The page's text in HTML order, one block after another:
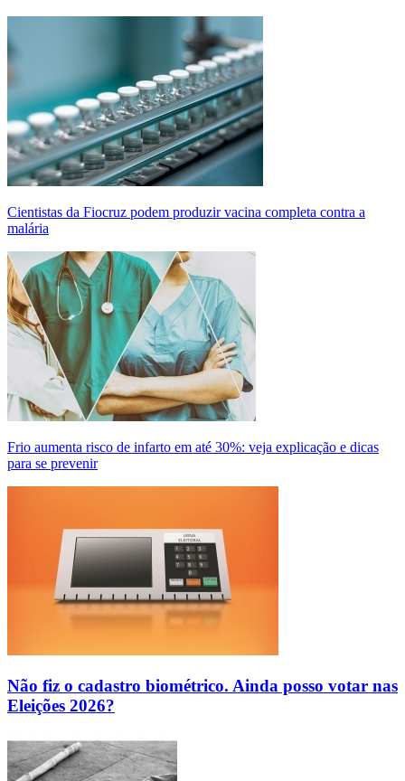
Cientistas da Fiocruz podem produzir vacina completa contra a
malária
Frio aumenta risco de infarto em até 30%: veja explicação e dicas
para se prevenir
Não fiz o cadastro biométrico. Ainda posso votar nas
Eleições 2026?